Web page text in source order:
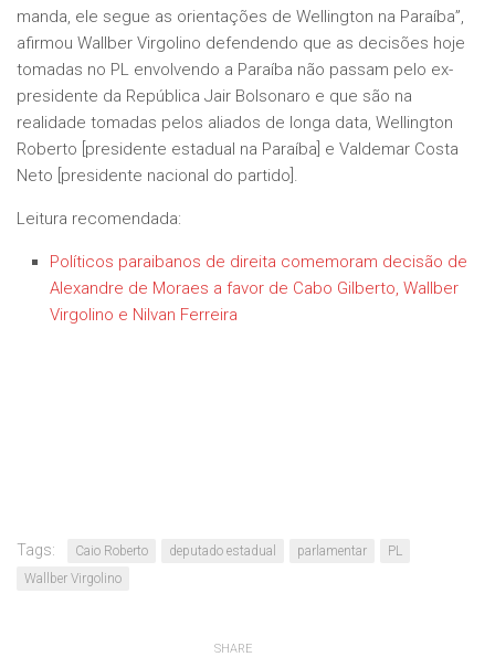
manda, ele segue as orientações de Wellington na Paraíba”,
afirmou Wallber Virgolino defendendo que as decisões hoje
tomadas no PL envolvendo a Paraíba não passam pelo ex-
presidente da República Jair Bolsonaro e que são na
realidade tomadas pelos aliados de longa data, Wellington
Roberto [presidente estadual na Paraíba] e Valdemar Costa
Neto [presidente nacional do partido].
Leitura recomendada:
Políticos paraibanos de direita comemoram decisão de
Alexandre de Moraes a favor de Cabo Gilberto, Wallber
Virgolino e Nilvan Ferreira
Tags: Caio Roberto deputado estadual parlamentar
PL
Wallber Virgolino
SHARE